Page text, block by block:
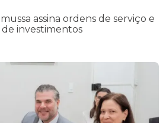
assina ordens de serviço e
de investimentos